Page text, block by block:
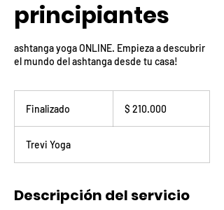
principiantes
ashtanga yoga ONLINE. Empieza a descubrir
el mundo del ashtanga desde tu casa!
Finalizado
a
l
a
pesos
colombianos
$ 210.000
Trevi Yoga
Descripción del servicio